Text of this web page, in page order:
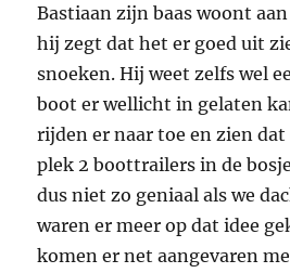
Bastiaan zijn baas woont
hij zegt dat het er goed uit
snoeken. Hij weet zelfs wel
boot er wellicht in gelaten
rijden er naar toe en zien dat
plek 2 boottrailers in de
dus niet zo geniaal als we
waren er meer op dat idee
komen er net aangevaren